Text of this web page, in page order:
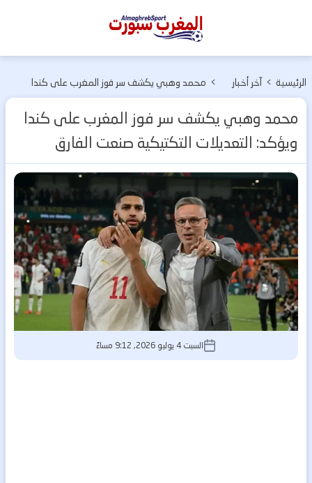
المغرب
الرئيسية > آخر أخبار
> محمد وهبي يكشف سر فوز المغرب على كندا
محمد وهبي يكشف سر فوز المغرب على كندا
ويؤكد: التعديلات التكتيكية صنعت الفارق
السبت 4 يوليو 2026, 9:12 مساءً